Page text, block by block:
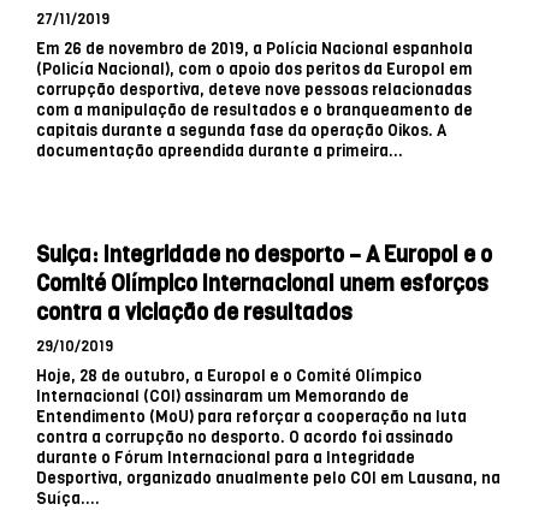
27/11/2019
Em 26 de novembro de 2019, a Polícia Nacional espanhola
(Policía Nacional), com o apoio dos peritos da Europol em
corrupção desportiva, deteve nove pessoas relacionadas
com a manipulação de resultados e o branqueamento de
capitais durante a segunda fase da operação Oikos. A
documentação apreendida durante a primeira...
Suiça: Integridade no desporto – A Europol e o
Comité Olímpico Internacional unem esforços
contra a viciação de resultados
29/10/2019
Hoje, 28 de outubro, a Europol e o Comité Olímpico
Internacional (COI) assinaram um Memorando de
Entendimento (MoU) para reforçar a cooperação na luta
contra a corrupção no desporto. O acordo foi assinado
durante o Fórum Internacional para a Integridade
Desportiva, organizado anualmente pelo COI em Lausana, na
Suíça....